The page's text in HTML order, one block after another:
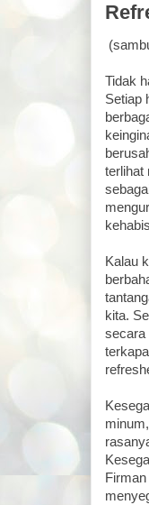
Tidak
Setiap
terlihat
Kalau
kita.
secara